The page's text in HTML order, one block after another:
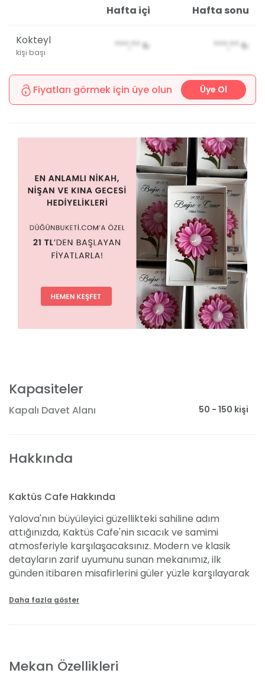
Hafta içi Hafta sonu
Kokteyl
kişi başı
***,** ₺ ***,** ₺
Fiyatları görmek için üye olun Üye Ol
Kapasiteler
Kapalı Davet Alanı 50 - 150 kişi
Hakkında
Kaktüs Cafe Hakkında
Yalova'nın büyüleyici güzellikteki sahiline adım
attığınızda, Kaktüs Cafe'nin sıcacık ve samimi
atmosferiyle karşılaşacaksınız. Modern ve klasik
detayların zarif uyumunu sunan mekanımız, ilk
günden itibaren misafirlerini güler yüzle karşılayarak
ve rahat ulaşımıyla dikkat çeken Kaktüs Cafe,
denize nazır manzaranın keyfini çıkarıyorsunuz.
Daha fazla göster
Mekan Özellikleri